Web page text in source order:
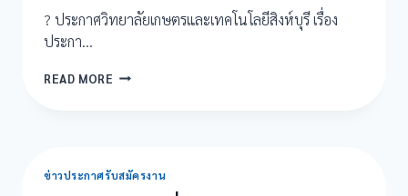
? ประกาศวิทยาลัยเกษตรและเทคโนโลยีสิงห์บุรี เรื่อง
ประกา…
READ MORE ประกาศ
คัด
ข่าวประกาศรับสมัครงาน